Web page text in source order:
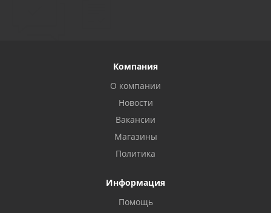
Компания
О компании
Новости
Вакансии
Магазины
Политика
Информация
Помощь